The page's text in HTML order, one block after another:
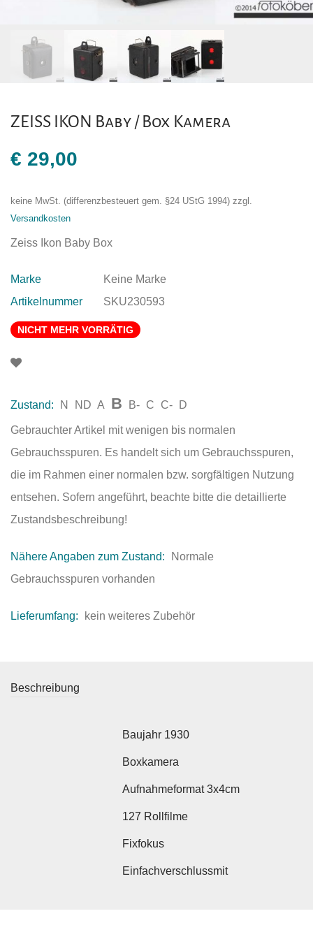
ZEISS IKON Baby / Box Kamera
€ 29,00
keine MwSt. (differenzbesteuert gem. §24 UStG 1994) zzgl.
Versandkosten
Zeiss Ikon Baby Box
Marke
Keine Marke
Artikelnummer
SKU230593
NICHT MEHR VORRÄTIG
Zustand: N ND A B B- C C- D
Gebrauchter Artikel mit wenigen bis normalen
Gebrauchsspuren. Es handelt sich um Gebrauchsspuren,
die im Rahmen einer normalen bzw. sorgfältigen Nutzung
entsehen. Sofern angeführt, beachte bitte die detaillierte
Zustandsbeschreibung!
Nähere Angaben zum Zustand:
Normale
Gebrauchsspuren vorhanden
Lieferumfang: kein weiteres Zubehör
Beschreibung
Baujahr 1930
Boxkamera
Aufnahmeformat 3x4cm
127 Rollfilme
Fixfokus
Einfachverschlussmit